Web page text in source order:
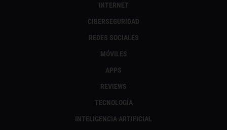
INTERNET
CIBERSEGURIDAD
REDES SOCIALES
MÓVILES
APPS
REVIEWS
TECNOLOGÍA
INTELIGENCIA ARTIFICIAL